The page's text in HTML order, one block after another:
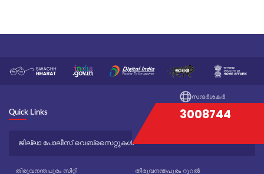
സന്ദർശകർ
3008744
Quick Links
ജില്ലാ പോലീസ് വെബ്സൈറ്റുകൾ
തിരുവനന്തപുരം സിറ്റി
തിരുവനന്തപുരം റൂറൽ